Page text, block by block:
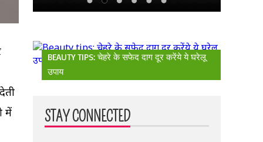
में
BEAUTY TIPS: चेहरे के सफेद दाग दूर करेंये ये घरेलू
उपाय
STAY CONNECTED